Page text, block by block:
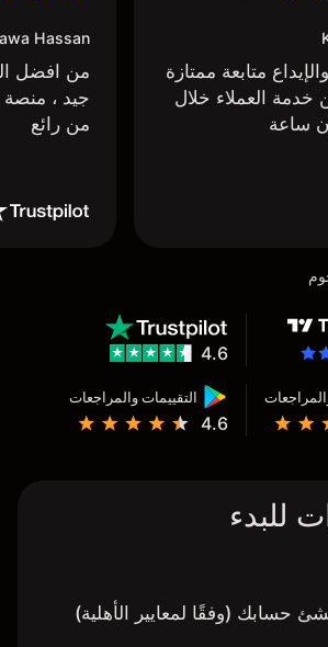
متابعة ممتازة
العملاء خلال
ساعة
Hassan
من افضل
جيد ،
من رائع
التقييمات والمراجعات
4.6
4.6
للبدء